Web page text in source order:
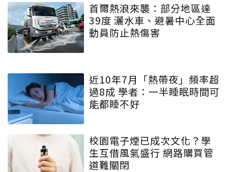
首爾熱浪來襲：部分地區達
39度 灑水車、避暑中心全面
動員防止熱傷害
近10年7月「熱帶夜」頻率超
過8成 學者：一半睡眠時間可
能都睡不好
校園電子煙已成次文化？學
生互借風氣盛行 網路購買管
道難關閉